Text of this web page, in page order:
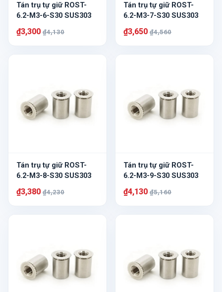
Tán trụ tự giữ ROST-
6.2-M3-6-S30 SUS303
₫3,300 ₫4,130
Tán trụ tự giữ ROST-
6.2-M3-7-S30 SUS303
₫3,650 ₫4,560
Tán trụ tự giữ ROST-
6.2-M3-8-S30 SUS303
₫3,380 ₫4,230
Tán trụ tự giữ ROST-
6.2-M3-9-S30 SUS303
₫4,130 ₫5,160